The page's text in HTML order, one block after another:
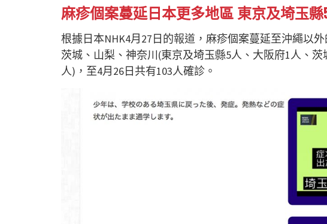
麻疹個案蔓延日本更多地區 東京及埼玉
根據日本NHK4月27日的報道 ，麻疹個案蔓延至沖繩以
茨城、山梨、神奈川(東京及埼玉縣5人、大阪府1人、
人)，至4月26日共有103人確診。